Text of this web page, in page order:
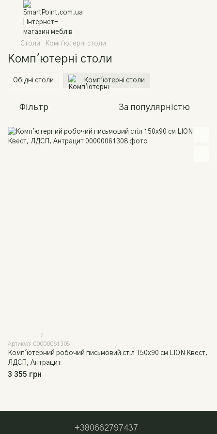
Столи Комп'ютерні столи
Комп'ютерні столи
Обідні столи Комп'ютерні столи
Фільтр За популярністю
2
Артикул: 00000061308
Комп'ютерний робочий письмовий стіл 150х90 см LION Квест,
ЛДСП, Антрацит
3 355 грн
+380662797437